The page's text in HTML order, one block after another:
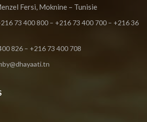
Fersi, Moknine – Tunisie
73 400 800 – +216 73 400 700 – +216 36
826 – +216 73 400 708